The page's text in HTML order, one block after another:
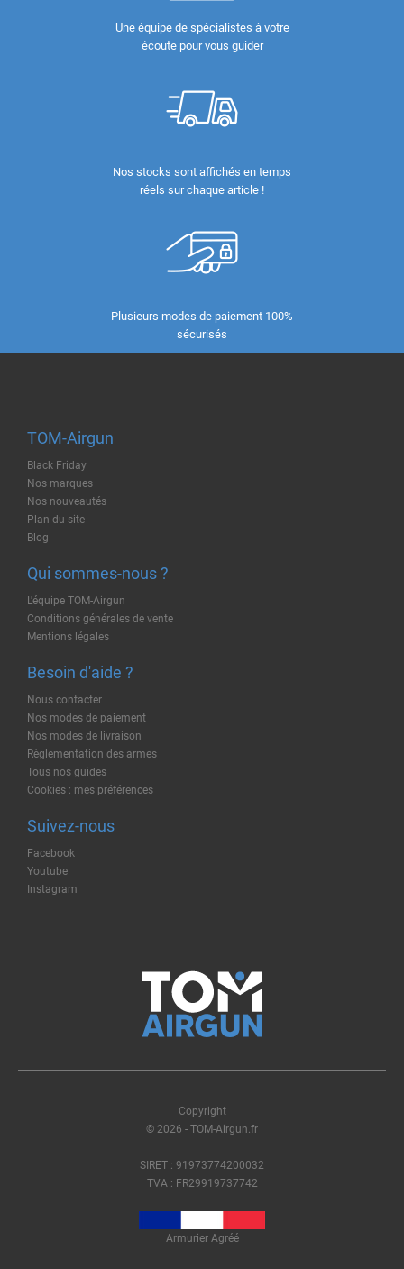
Une équipe de spécialistes à votre
écoute pour vous guider
Nos stocks sont affichés en temps
réels sur chaque article !
Plusieurs modes de paiement 100%
sécurisés
TOM-Airgun
Black Friday
Nos marques
Nos nouveautés
Plan du site
Blog
Qui sommes-nous ?
L'équipe TOM-Airgun
Conditions générales de vente
Mentions légales
Besoin d'aide ?
Nous contacter
Nos modes de paiement
Nos modes de livraison
Règlementation des armes
Tous nos guides
Cookies : mes préférences
Suivez-nous
Facebook
Youtube
Instagram
Copyright
© 2026 - TOM-Airgun.fr
SIRET : 91973774200032
TVA : FR29919737742
Armurier Agréé